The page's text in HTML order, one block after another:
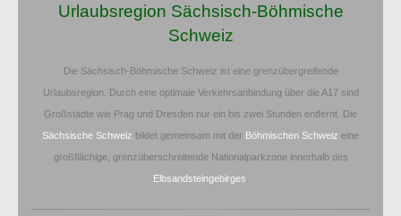
Urlaubsregion Sächsisch-Böhmische
Schweiz
Die Sächsisch-Böhmische Schweiz ist eine grenzübergreifende
Urlaubsregion. Durch eine optimale Verkehrsanbindung über die A17 sind
Großstädte wie Prag und Dresden nur ein bis zwei Stunden entfernt. Die
Sächsische Schweiz bildet gemeinsam mit der Böhmischen Schweiz eine
großflächige, grenzüberschreitende Nationalparkzone innerhalb des
Elbsandsteingebirges